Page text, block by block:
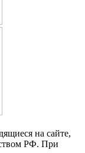
на сайте,
РФ. При